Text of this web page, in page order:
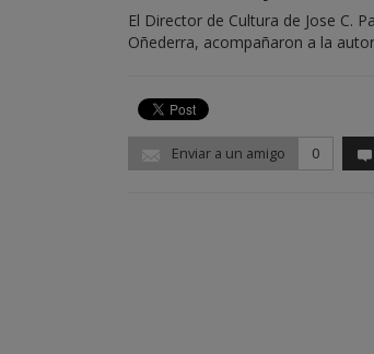
El Director de Cultura de Jose C.
Oñederra, acompañaron a la
Enviar a un amigo 0